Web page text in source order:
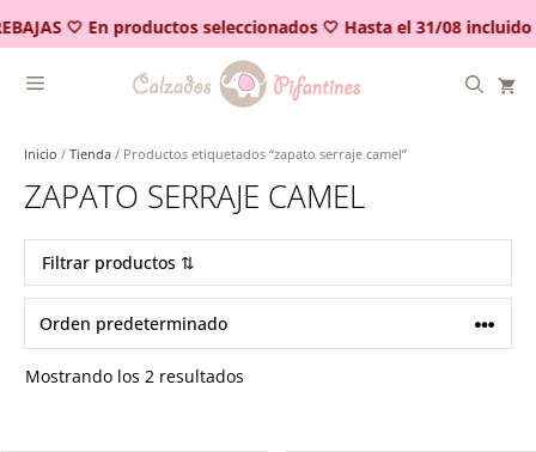
🤍 En productos seleccionados 🤍 Hasta el 31/08 incluido
al
contenido
Inicio / Tienda / Productos etiquetados “zapato serraje camel”
ZAPATO SERRAJE CAMEL
Filtrar productos ⇅
Mostrando los 2 resultados